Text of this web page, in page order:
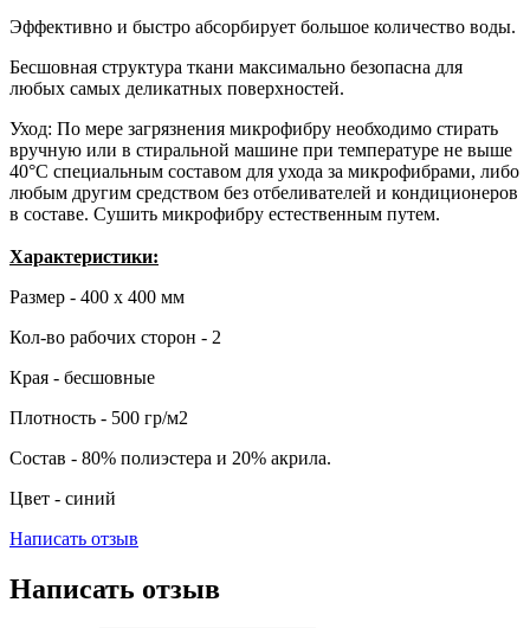
Эффективно и быстро абсорбирует большое количество воды.
Бесшовная структура ткани максимально безопасна для
любых самых деликатных поверхностей.
Уход: По мере загрязнения микрофибру необходимо стирать
вручную или в стиральной машине при температуре не выше
40°C специальным составом для ухода за микрофибрами, либо
любым другим средством без отбеливателей и кондиционеров
в составе. Сушить микрофибру естественным путем.
Характеристики:
Размер - 400 х 400 мм
Кол-во рабочих сторон - 2
Края - бесшовные
Плотность - 500 гр/м2
Состав - 80% полиэстера и 20% акрила.
Цвет - синий
Написать отзыв
Написать отзыв